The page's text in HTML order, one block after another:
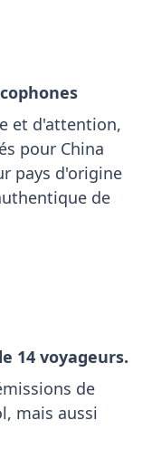
et d'attention,
pour China
pays d'origine
de
14 voyageurs.
de
mais aussi